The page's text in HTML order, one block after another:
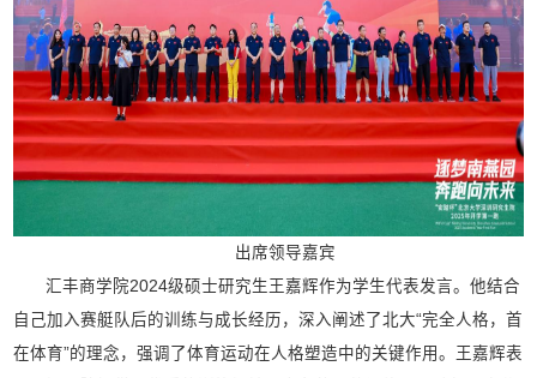
出席领导嘉宾
汇丰商学院2024级硕士研究生王嘉辉作为学生代表发言。他结合
自己加入赛艇队后的训练与成长经历，深入阐述了北大“完全人格，首
在体育”的理念，强调了体育运动在人格塑造中的关键作用。王嘉辉表